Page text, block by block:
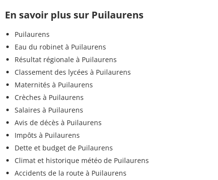
En savoir plus sur Puilaurens
Puilaurens
Eau du robinet à Puilaurens
Résultat régionale à Puilaurens
Classement des lycées à Puilaurens
Maternités à Puilaurens
Crèches à Puilaurens
Salaires à Puilaurens
Avis de décès à Puilaurens
Impôts à Puilaurens
Dette et budget de Puilaurens
Climat et historique météo de Puilaurens
Accidents de la route à Puilaurens